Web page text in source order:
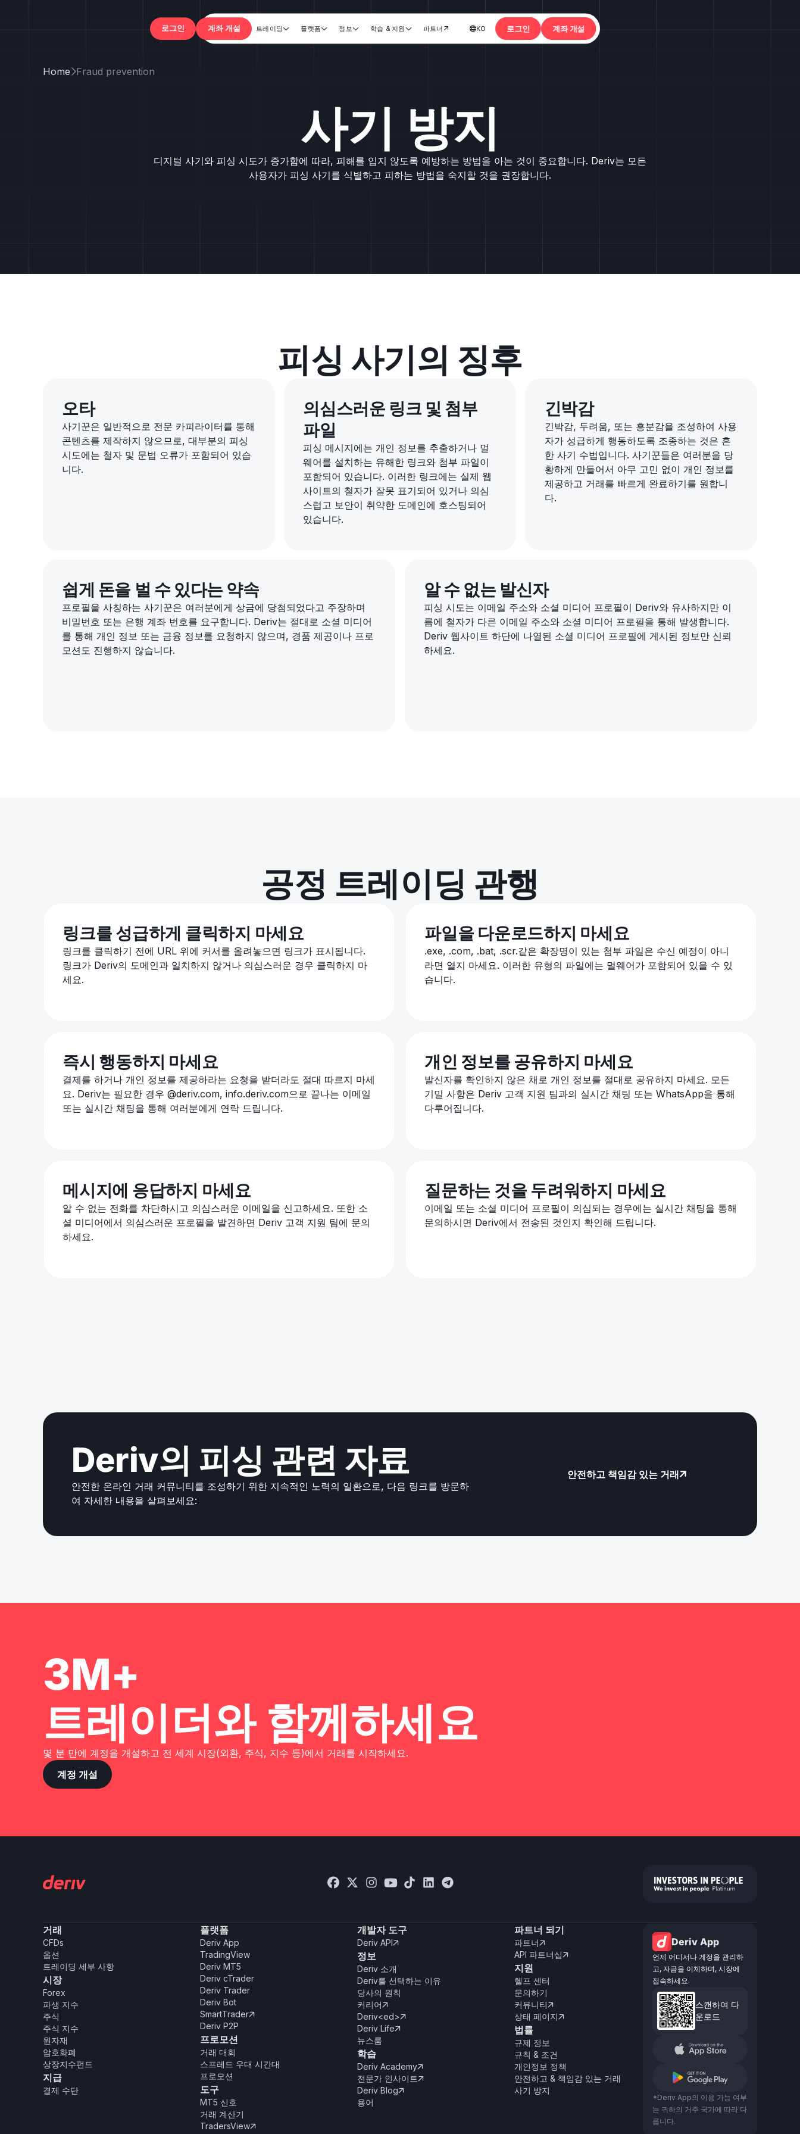
트레이딩 플랫폼 정보  학습 & 지원  파트너  KO 로그인 계좌 개설
로그인 계좌 개설
HomeFraud prevention
사기 방지
디지털 사기와 피싱 시도가 증가함에 따라, 피해를 입지 않도록 예방하는 방법을 아는 것이 중요합니다. Deriv는 모든
사용자가 피싱 사기를 식별하고 피하는 방법을 숙지할 것을 권장합니다.
피싱 사기의 징후
오타
사기꾼은 일반적으로 전문 카피라이터를 통해
콘텐츠를 제작하지 않으므로, 대부분의 피싱
시도에는 철자 및 문법 오류가 포함되어 있습
니다.
의심스러운 링크 및 첨부
파일
피싱 메시지에는 개인 정보를 추출하거나 멀
웨어를 설치하는 유해한 링크와 첨부 파일이
포함되어 있습니다. 이러한 링크에는 실제 웹
사이트의 철자가 잘못 표기되어 있거나 의심
스럽고 보안이 취약한 도메인에 호스팅되어
있습니다.
긴박감
긴박감, 두려움, 또는 흥분감을 조성하여 사용
자가 성급하게 행동하도록 조종하는 것은 흔
한 사기 수법입니다. 사기꾼들은 여러분을 당
황하게 만들어서 아무 고민 없이 개인 정보를
제공하고 거래를 빠르게 완료하기를 원합니
다.
쉽게 돈을 벌 수 있다는 약속
프로필을 사칭하는 사기꾼은 여러분에게 상금에 당첨되었다고 주장하며
비밀번호 또는 은행 계좌 번호를 요구합니다. Deriv는 절대로 소셜 미디어
를 통해 개인 정보 또는 금융 정보를 요청하지 않으며, 경품 제공이나 프로
모션도 진행하지 않습니다.
알 수 없는 발신자
피싱 시도는 이메일 주소와 소셜 미디어 프로필이 Deriv와 유사하지만 이
름에 철자가 다른 이메일 주소와 소셜 미디어 프로필을 통해 발생합니다.
Deriv 웹사이트 하단에 나열된 소셜 미디어 프로필에 게시된 정보만 신뢰
하세요.
공정 트레이딩 관행
링크를 성급하게 클릭하지 마세요
링크를 클릭하기 전에 URL 위에 커서를 올려놓으면 링크가 표시됩니다.
링크가 Deriv의 도메인과 일치하지 않거나 의심스러운 경우 클릭하지 마
세요.
파일을 다운로드하지 마세요
.exe, .com, .bat, .scr.같은 확장명이 있는 첨부 파일은 수신 예정이 아니
라면 열지 마세요. 이러한 유형의 파일에는 멀웨어가 포함되어 있을 수 있
습니다.
즉시 행동하지 마세요
결제를 하거나 개인 정보를 제공하라는 요청을 받더라도 절대 따르지 마세
요. Deriv는 필요한 경우 @deriv.com, info.deriv.com으로 끝나는 이메일
또는 실시간 채팅을 통해 여러분에게 연락 드립니다.
개인 정보를 공유하지 마세요
발신자를 확인하지 않은 채로 개인 정보를 절대로 공유하지 마세요. 모든
기밀 사항은 Deriv 고객 지원 팀과의 실시간 채팅 또는 WhatsApp을 통해
다루어집니다.
메시지에 응답하지 마세요
알 수 없는 전화를 차단하시고 의심스러운 이메일을 신고하세요. 또한 소
셜 미디어에서 의심스러운 프로필을 발견하면 Deriv 고객 지원 팀에 문의
하세요.
질문하는 것을 두려워하지 마세요
이메일 또는 소셜 미디어 프로필이 의심되는 경우에는 실시간 채팅을 통해
문의하시면 Deriv에서 전송된 것인지 확인해 드립니다.
Deriv의 피싱 관련 자료
안전한 온라인 거래 커뮤니티를 조성하기 위한 지속적인 노력의 일환으로, 다음 링크를 방문하
여 자세한 내용을 살펴보세요:
안전하고 책임감 있는 거래
3M+
트레이더와 함께하세요
몇 분 만에 계정을 개설하고 전 세계 시장(외환, 주식, 지수 등)에서 거래를 시작하세요.
계정 개설
거래
CFDs
옵션
트레이딩 세부 사항
시장
Forex
파생 지수
주식
주식 지수
원자재
암호화폐
상장지수펀드
지급
결제 수단
플랫폼
Deriv App
TradingView
Deriv MT5
Deriv cTrader
Deriv Trader
Deriv Bot
SmartTrader
Deriv P2P
프로모션
거래 대회
스프레드 우대 시간대
프로모션
도구
MT5 신호
거래 계산기
TradersView
개발자 도구
Deriv API
정보
Deriv 소개
Deriv를 선택하는 이유
당사의 원칙
커리어
Deriv<ed>
Deriv Life
뉴스룸
학습
Deriv Academy
전문가 인사이트
Deriv Blog
용어
파트너 되기
파트너
API 파트너십
지원
헬프 센터
문의하기
커뮤니티
상태 페이지
법률
규제 정보
규칙 & 조건
개인정보 정책
안전하고 & 책임감 있는 거래
사기 방지
Deriv App
언제 어디서나 계정을 관리하
고, 자금을 이체하며, 시장에
접속하세요.
스캔하여 다
운로드
*Deriv App의 이용 가능 여부
는 귀하의 거주 국가에 따라 다
릅니다.